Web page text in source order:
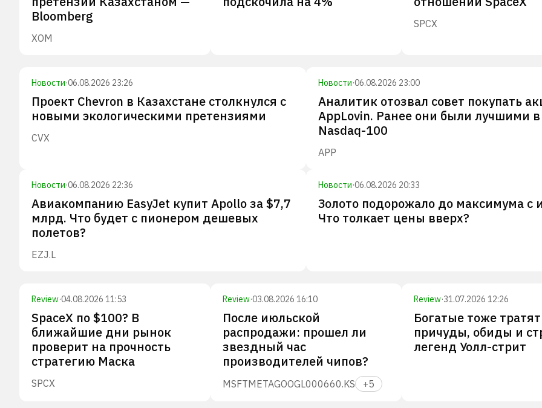
Bloomberg
XOM
SPCX
Новости·06.08.2026 23:26
Проект Chevron в Казахстане столкнулся с
новыми экологическими претензиями
CVX
Новости·06.08.2026 23:00
Аналитик отозвал совет покупать
AppLovin. Ранее они были лучшими в
Nasdaq-100
APP
Новости·06.08.2026 22:36
Авиакомпанию EasyJet купит Apollo за $7,7
млрд. Что будет с пионером дешевых
полетов?
EZJ.L
Новости·06.08.2026 20:33
Золото подорожало до максимума с
Что толкает цены вверх?
Review·04.08.2026 11:53
SpaceX по $100? В
ближайшие дни рынок
проверит на прочность
стратегию Маска
SPCX
Review·03.08.2026 16:10
После июльской
распродажи: прошел ли
звездный час
производителей чипов?
MSFTMETAGOOGL000660.KS +5
Review·31.07.2026 12:26
Богатые тоже
причуды, обиды и
легенд Уолл-стрит